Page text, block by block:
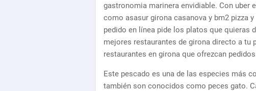
gastronomia marinera envidiable. Con uber
como asasur girona casanova y bm2 pizza
pedido en línea pide los platos que quieras
mejores restaurantes de girona directo a
restaurantes en girona que ofrezcan
Este pescado es una de las especies más
también son conocidos como peces gato.